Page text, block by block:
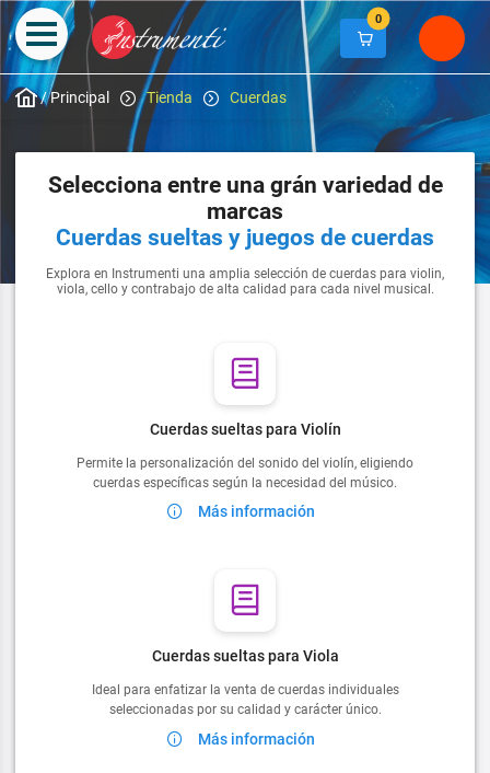
0
/Principal Tienda Cuerdas
Selecciona entre una grán variedad de
marcas
Cuerdas sueltas y juegos de cuerdas
Explora en Instrumenti una amplia selección de cuerdas para violin,
viola, cello y contrabajo de alta calidad para cada nivel musical.
Cuerdas sueltas para Violín
Permite la personalización del sonido del violín, eligiendo
cuerdas específicas según la necesidad del músico.
Más información
Cuerdas sueltas para Viola
Ideal para enfatizar la venta de cuerdas individuales
seleccionadas por su calidad y carácter único.
Más información